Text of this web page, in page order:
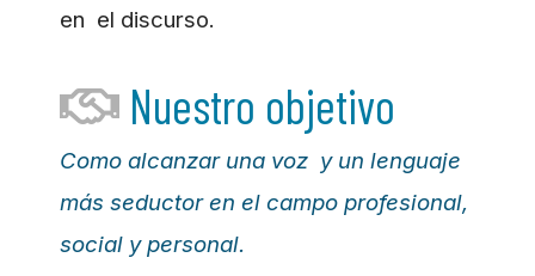
en el discurso.
Nuestro objetivo
Como alcanzar una voz y un lenguaje
más seductor en el campo profesional,
social y personal.